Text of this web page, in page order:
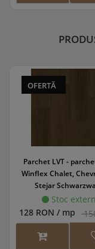
OFERTĂ
Parchet LVT -
Winflex Chalet,
Stejar
718x152x2.5/
WINCHA-1231/
Stoc extern
128 RON / mp